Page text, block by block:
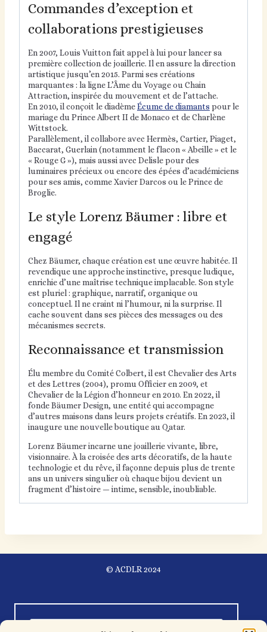
Commandes d’exception et
collaborations prestigieuses
En 2007, Louis Vuitton fait appel à lui pour lancer sa
première collection de joaillerie. Il en assure la direction
artistique jusqu’en 2015. Parmi ses créations
marquantes : la ligne L’Âme du Voyage ou Chain
Attraction, inspirée du mouvement et de l’attache.
En 2010, il conçoit le diadèmeÉcume de diamants pour le
mariage du Prince Albert II de Monaco et de Charlène
Wittstock.
Parallèlement, il collabore avec Hermès, Cartier, Piaget,
Baccarat, Guerlain (notamment le flacon « Abeille » et le
« Rouge G »), mais aussi avec Delisle pour des
luminaires précieux ou encore des épées d’académiciens
pour ses amis, comme Xavier Darcos ou le Prince de
Broglie.
Le style Lorenz Bäumer : libre et
engagé
Chez Bäumer, chaque création est une œuvre habitée. Il
revendique une approche instinctive, presque ludique,
enrichie d’une maîtrise technique implacable. Son style
est pluriel : graphique, narratif, organique ou
conceptuel. Il ne craint ni l’humour, ni la surprise. Il
cache souvent dans ses pièces des messages ou des
mécanismes secrets.
Reconnaissance et transmission
Élu membre du Comité Colbert, il est Chevalier des Arts
et des Lettres (2004), promu Officier en 2009, et
Chevalier de la Légion d’honneur en 2010. En 2022, il
fonde Bäumer Design, une entité qui accompagne
d’autres maisons dans leurs projets créatifs. En 2023, il
inaugure une nouvelle boutique au Qatar.
Lorenz Bäumer incarne une joaillerie vivante, libre,
visionnaire. À la croisée des arts décoratifs, de la haute
technologie et du rêve, il façonne depuis plus de trente
ans un univers singulier où chaque bijou devient un
fragment d’histoire — intime, sensible, inoubliable.
© ACDLR 2024